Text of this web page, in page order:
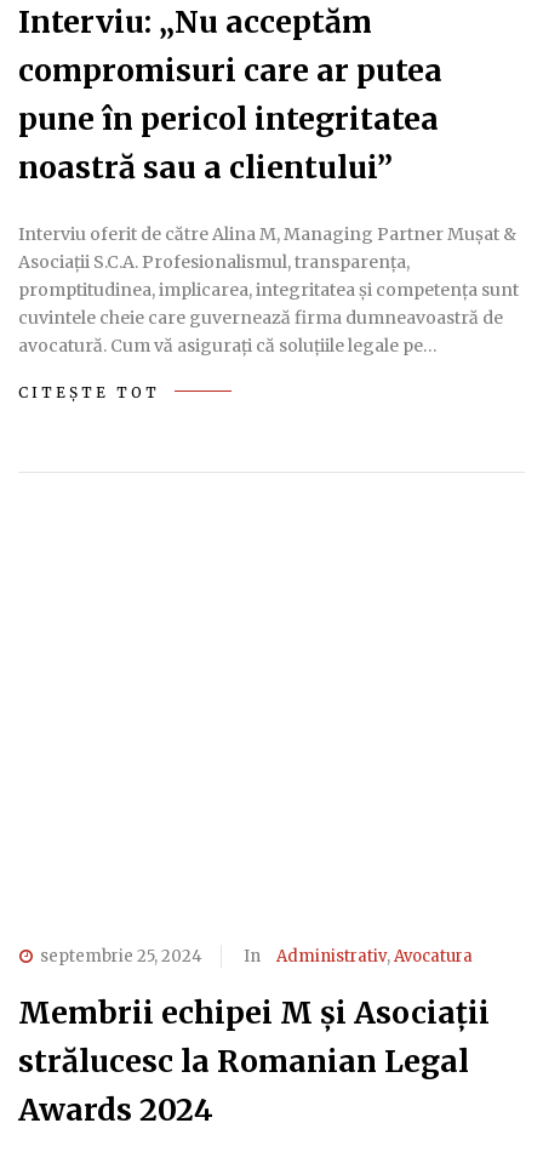
Interviu: „Nu acceptăm
compromisuri care ar putea
pune în pericol integritatea
noastră sau a clientului”
Interviu oferit de către Alina M, Managing Partner Muşat &
Asociații S.C.A. Profesionalismul, transparența,
promptitudinea, implicarea, integritatea și competența sunt
cuvintele cheie care guvernează firma dumneavoastră de
avocatură. Cum vă asigurați că soluțiile legale pe…
CITEȘTE TOT
septembrie 25, 2024 In Administrativ,Avocatura
Membrii echipei M și Asociații
strălucesc la Romanian Legal
Awards 2024